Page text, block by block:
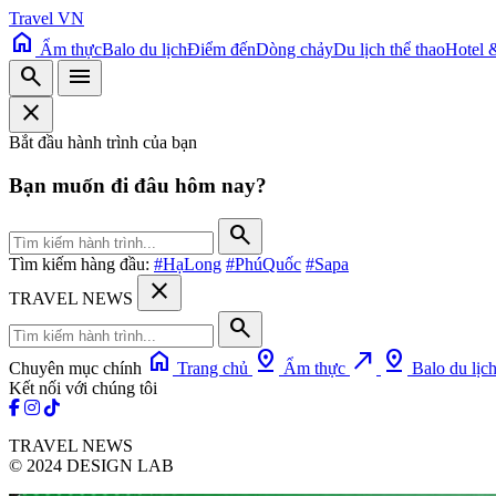
Travel VN
home Ẩm thựcBalo du lịchĐiểm đếnDòng chảyDu lịch thể thaoHotel
search
menu
close
Bắt đầu hành trình của bạn
Bạn muốn đi đâu hôm nay?
search
Tìm kiếm hàng đầu: #HạLong #PhúQuốc #Sapa
TRAVEL NEWS
close
search
Chuyên mục chính home Trang chủ pin_drop Ẩm thực north_east pin_drop Balo du lịch
Kết nối với chúng tôi
TRAVEL NEWS
© 2024 DESIGN LAB